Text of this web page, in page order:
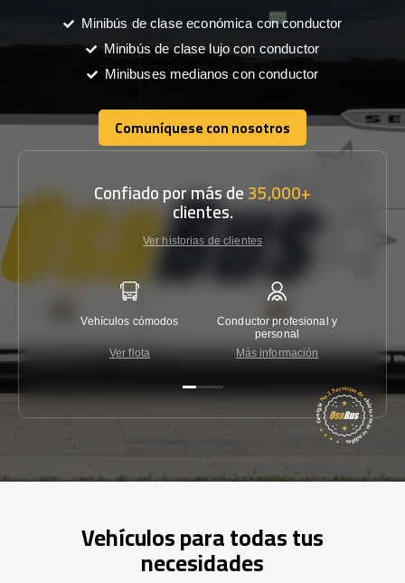
Minibús de clase económica con conductor
Minibús de clase lujo con conductor
Minibuses medianos con conductor
Comuníquese con nosotros
Comuníquese con nosotros
Confiado por más de35,000+
clientes.
Ver historias de clientes
Vehículos cómodos
Ver flota
Conductor profesional y
personal
Más información
Vehículos para todas tus
necesidades